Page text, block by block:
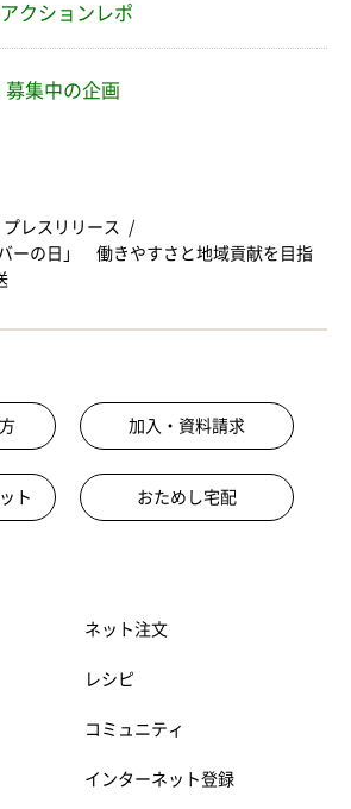
クションレポ
募集中の企画
プレスリリース
ーの日」 働きやすさと地域貢献を目指
加入・資料請求
ト おためし宅配
ネット注文
レシピ
コミュニティ
インターネット登録